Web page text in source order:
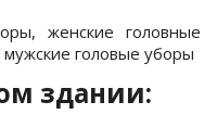
, женские головные
мужские головые уборы
здании: